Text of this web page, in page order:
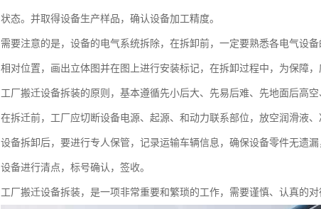
状态。并取得设备生产样品，确认设备加工精度。
需要注意的是，设备的电气系统拆除，在拆卸前，一定要熟悉各电气设
相对位置，画出立体图并在图上进行安装标记，在拆卸过程中，为保障
工厂搬迁设备拆装的原则，基本遵循先小后大、先易后难、先地面后高
在拆迁前，工厂应切断设备电源、起源、和动力联系部位，放空润滑液、
设备拆卸后，要进行专人保管，记录运输车辆信息，确保设备零件无遗
设备进行清点，标号确认，签收。
工厂搬迁设备拆装，是一项非常重要和繁琐的工作，需要谨慎、认真的对